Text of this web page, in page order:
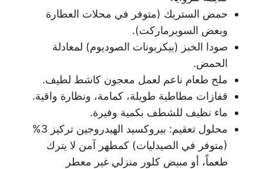
حمض الستريك (متوفر في محلات العطارة
وبعض السوبرماركت).
صودا الخبز (بيكربونات الصوديوم) لمعادلة
الحمض.
ملح طعام ناعم لعمل معجون كاشط لطيف.
قفازات مطاطية طويلة، كمامة، ونظارة واقية.
ماء نظيف للشطف بكمية وفيرة.
محلول تعقيم: بيروكسيد الهيدروجين تركيز 3%
(متوفر في الصيدليات) كمطهر آمن لا يترك
طعماً، أو مبيض كلور منزلي غير معطر